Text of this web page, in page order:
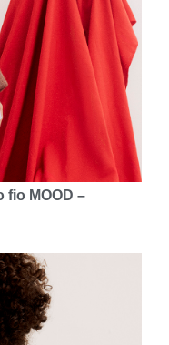
fio MOOD –